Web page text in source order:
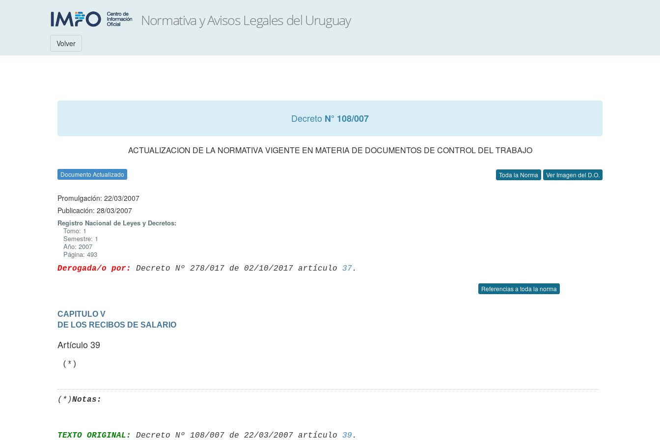
Volver
Decreto N° 108/007
ACTUALIZACION DE LA NORMATIVA VIGENTE EN MATERIA DE DOCUMENTOS DE CONTROL DEL TRABAJO
Documento Actualizado Toda la Norma Ver Imagen del D.O.
Promulgación: 22/03/2007
Publicación: 28/03/2007
Registro Nacional de Leyes y Decretos:
Tomo: 1
Semestre: 1
Año: 2007
Página: 493
Derogada/o por: Decreto Nº 278/017 de 02/10/2017 artículo 37
Referencias a toda la norma
CAPITULO V
DE LOS RECIBOS DE SALARIO
Artículo 39
(*)
(*)Notas:
TEXTO ORIGINAL: Decreto Nº 108/007 de 22/03/2007 artículo 39